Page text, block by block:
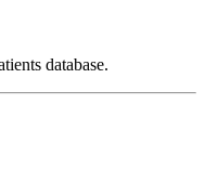
database.